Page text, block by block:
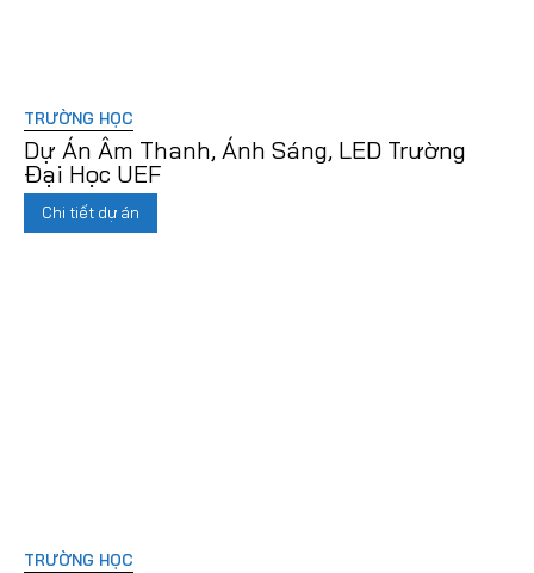
TRƯỜNG HỌC
Dự Án Âm Thanh, Ánh Sáng, LED Trường
Đại Học UEF
Chi tiết dự án
TRƯỜNG HỌC